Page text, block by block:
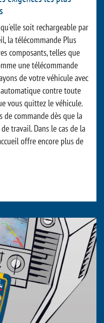
soit rechargeable par
la télécommande Plus
composants, telles que
une télécommande
de votre véhicule avec
contre toute
vous quittez le véhicule.
de commande dès que la
travail. Dans le cas de la
offre encore plus de